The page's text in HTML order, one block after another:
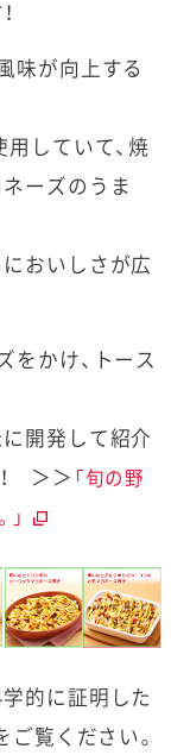
味が向上する
していて、焼
ーズのうま
おいしさが広
をかけ、トース
開発して紹介
＞＞ 「旬の野
的に証明した
ご覧ください。